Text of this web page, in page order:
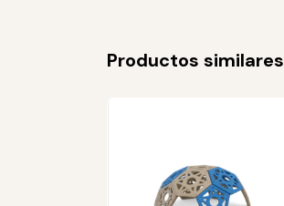
Productos similares